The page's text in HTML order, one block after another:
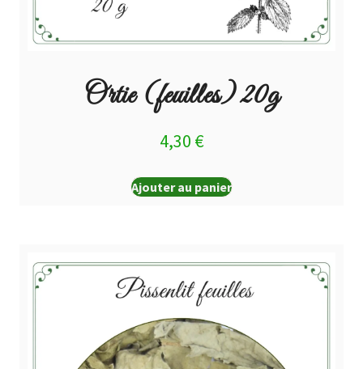
Ortie (feuilles) 20g
4,30 €
Ajouter au panier